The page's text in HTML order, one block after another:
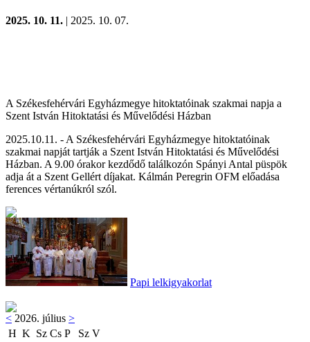
2025. 10. 11. | 2025. 10. 07.
A Székesfehérvári Egyházmegye hitoktatóinak szakmai napja a
Szent István Hitoktatási és Művelődési Házban
2025.10.11. - A Székesfehérvári Egyházmegye hitoktatóinak
szakmai napját tartják a Szent István Hitoktatási és Művelődési
Házban. A 9.00 órakor kezdődő találkozón Spányi Antal püspök
adja át a Szent Gellért díjakat. Kálmán Peregrin OFM előadása
ferences vértanúkról szól.
Papi lelkigyakorlat
< 2026. július >
H K Sz Cs P Sz V